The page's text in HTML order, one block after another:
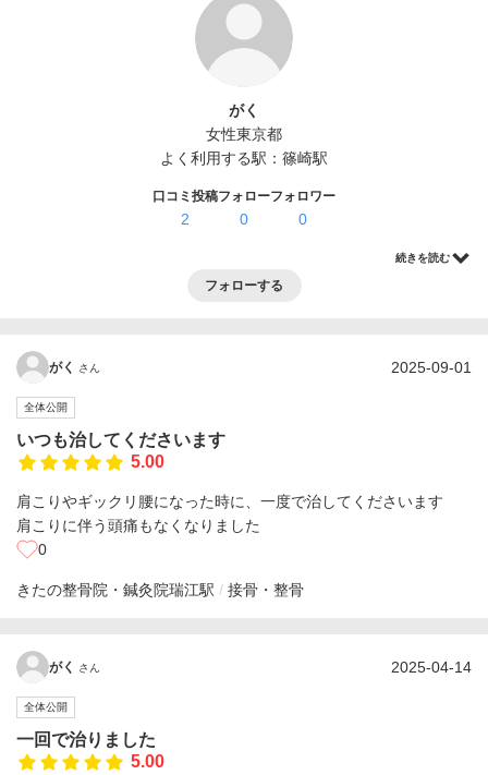
がく
女性東京都
よく利用する駅： 篠崎駅
口コミ投稿
2
フォロー
0
フォロワー
0
続きを読む
フォローする
がく さん 2025-09-01
全体公開
いつも治してくださいます
5.00
肩こりやギックリ腰になった時に、一度で治してくださいます
肩こりに伴う頭痛もなくなりました
0
きたの整骨院・鍼灸院瑞江駅 接骨・整骨
がく さん 2025-04-14
全体公開
一回で治りました
5.00